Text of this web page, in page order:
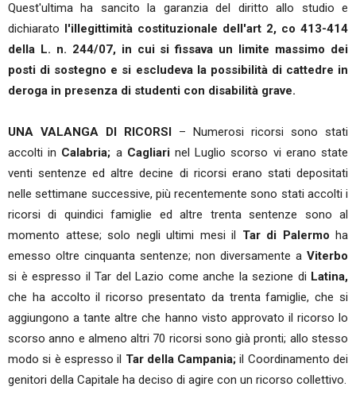
Quest'ultima ha sancito la garanzia del diritto allo studio e
dichiarato l'illegittimità costituzionale dell'art 2, co 413-414
della L. n. 244/07, in cui si fissava un limite massimo dei
posti di sostegno e si escludeva la possibilità di cattedre in
deroga in presenza di studenti con disabilità grave.
UNA VALANGA DI RICORSI – Numerosi ricorsi sono stati
accolti in Calabria; a Cagliarinel Luglio scorso vi erano state
venti sentenze ed altre decine di ricorsi erano stati depositati
nelle settimane successive, più recentemente sono stati accolti i
ricorsi di quindici famiglie ed altre trenta sentenze sono al
momento attese; solo negli ultimi mesi il Tar di Palermo ha
emesso oltre cinquanta sentenze; non diversamente a Viterbo
si è espresso il Tar del Lazio come anche la sezione di Latina,
che ha accolto il ricorso presentato da trenta famiglie, che si
aggiungono a tante altre che hanno visto approvato il ricorso lo
scorso anno e almeno altri 70 ricorsi sono già pronti; allo stesso
modo si è espresso il Tar della Campania; il Coordinamento dei
genitori della Capitale ha deciso di agire con un ricorso collettivo.